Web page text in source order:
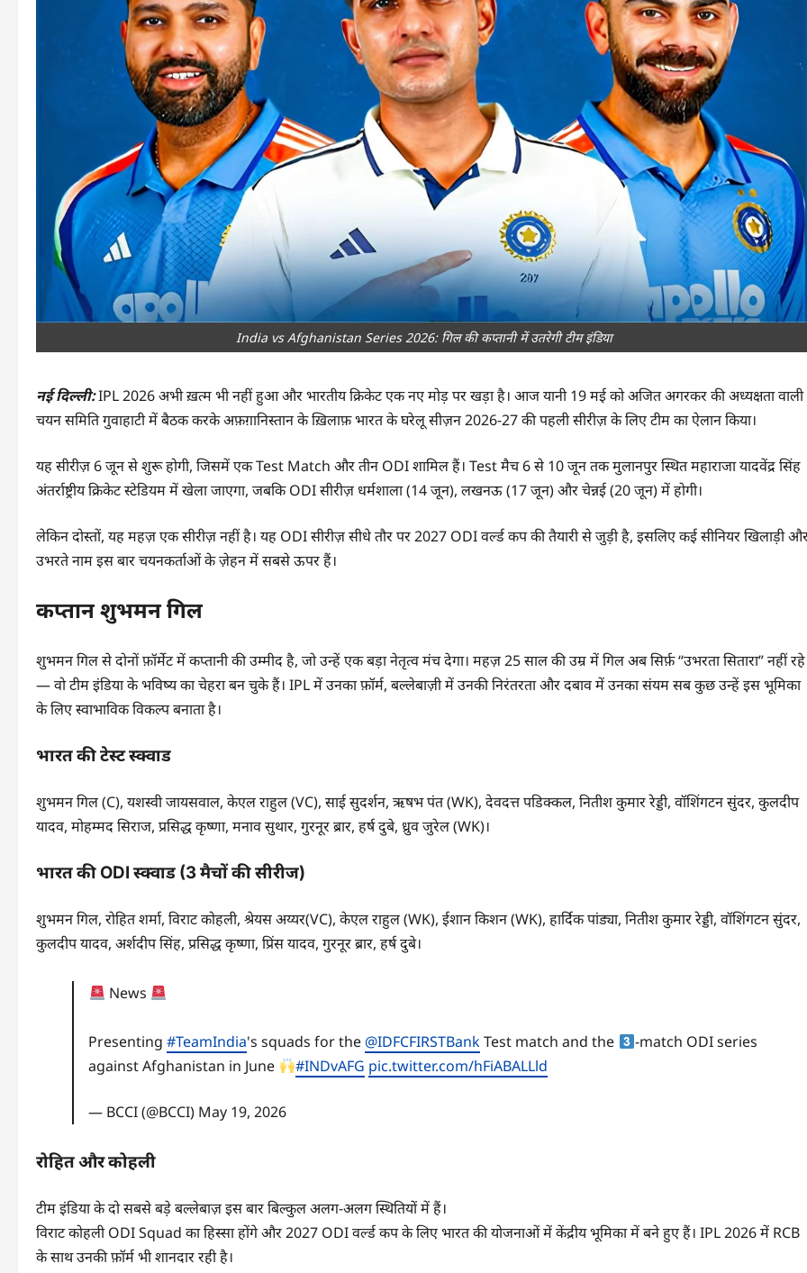
India vs Afghanistan Series 2026: गिल की कप्तानी में उतरेगी टीम इंडिया
नई दिल्ली:IPL 2026 अभी ख़त्म भी नहीं हुआ और भारतीय क्रिकेट एक नए मोड़ पर खड़ा है। आज यानी 19 मई को अजित अगरकर की अध्यक्षता वाली
चयन समिति गुवाहाटी में बैठक करके अफ़ग़ानिस्तान के ख़िलाफ़ भारत के घरेलू सीज़न 2026-27 की पहली सीरीज़ के लिए टीम का ऐलान किया।
यह सीरीज़ 6 जून से शुरू होगी, जिसमें एक Test Match और तीन ODI शामिल हैं। Test मैच 6 से 10 जून तक मुलानपुर स्थित महाराजा यादवेंद्र सिंह
अंतर्राष्ट्रीय क्रिकेट स्टेडियम में खेला जाएगा, जबकि ODI सीरीज़ धर्मशाला (14 जून), लखनऊ (17 जून) और चेन्नई (20 जून) में होगी।
लेकिन दोस्तों, यह महज़ एक सीरीज़ नहीं है। यह ODI सीरीज़ सीधे तौर पर 2027 ODI वर्ल्ड कप की तैयारी से जुड़ी है, इसलिए कई सीनियर खिलाड़ी
उभरते नाम इस बार चयनकर्ताओं के ज़ेहन में सबसे ऊपर हैं।
कप्तान शुभमन गिल
शुभमन गिल से दोनों फ़ॉर्मेट में कप्तानी की उम्मीद है, जो उन्हें एक बड़ा नेतृत्व मंच देगा। महज़ 25 साल की उम्र में गिल अब सिर्फ़ “उभरता सितारा” नहीं रहे
— वो टीम इंडिया के भविष्य का चेहरा बन चुके हैं। IPL में उनका फ़ॉर्म, बल्लेबाज़ी में उनकी निरंतरता और दबाव में उनका संयम सब कुछ उन्हें इस भूमिका
के लिए स्वाभाविक विकल्प बनाता है।
भारत की टेस्ट स्क्वाड
शुभमन गिल (C), यशस्वी जायसवाल, केएल राहुल (VC), साई सुदर्शन, ऋषभ पंत (WK), देवदत्त पडिक्कल, नितीश कुमार रेड्डी, वॉशिंगटन सुंदर, कुलदीप
यादव, मोहम्मद सिराज, प्रसिद्ध कृष्णा, मनाव सुथार, गुरनूर ब्रार, हर्ष दुबे, ध्रुव जुरेल (WK)।
भारत की ODI स्क्वाड (3 मैचों की सीरीज)
शुभमन गिल, रोहित शर्मा, विराट कोहली, श्रेयस अय्यर(VC), केएल राहुल (WK), ईशान किशन (WK), हार्दिक पांड्या, नितीश कुमार रेड्डी, वॉशिंगटन सुंदर,
कुलदीप यादव, अर्शदीप सिंह, प्रसिद्ध कृष्णा, प्रिंस यादव, गुरनूर ब्रार, हर्ष दुबे।
News
Presenting#TeamIndia's squads for the @IDFCFIRSTBankTest match and the
-match ODI series
against Afghanistan in June
#INDvAFG pic.twitter.com/hFiABALLld
— BCCI (@BCCI) May 19, 2026
रोहित और कोहली
टीम इंडिया के दो सबसे बड़े बल्लेबाज़ इस बार बिल्कुल अलग-अलग स्थितियों में हैं।
विराट कोहली ODI Squad का हिस्सा होंगे और 2027 ODI वर्ल्ड कप के लिए भारत की योजनाओं में केंद्रीय भूमिका में बने हुए हैं। IPL 2026 में RCB
के साथ उनकी फ़ॉर्म भी शानदार रही है।